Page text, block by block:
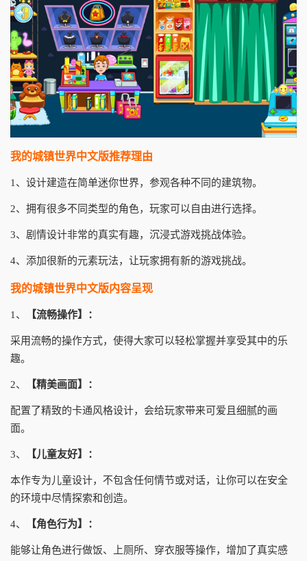
我的城镇世界中文版推荐理由
1、设计建造在简单迷你世界，参观各种不同的建筑物。
2、拥有很多不同类型的角色，玩家可以自由进行选择。
3、剧情设计非常的真实有趣，沉浸式游戏挑战体验。
4、添加很新的元素玩法，让玩家拥有新的游戏挑战。
我的城镇世界中文版内容呈现
1、 【流畅操作】：
采用流畅的操作方式，使得大家可以轻松掌握并享受其中的乐
趣。
2、 【精美画面】：
配置了精致的卡通风格设计，会给玩家带来可爱且细腻的画
面。
3、 【儿童友好】：
本作专为儿童设计，不包含任何情节或对话，让你可以在安全
的环境中尽情探索和创造。
4、 【角色行为】：
能够让角色进行做饭、上厕所、穿衣服等操作，增加了真实感